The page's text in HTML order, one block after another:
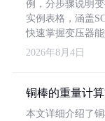
例，分步骤说明
实例表格，涵盖
快速掌握变压器能
2026年8月4日
铜棒的重量计
本文详细介绍了